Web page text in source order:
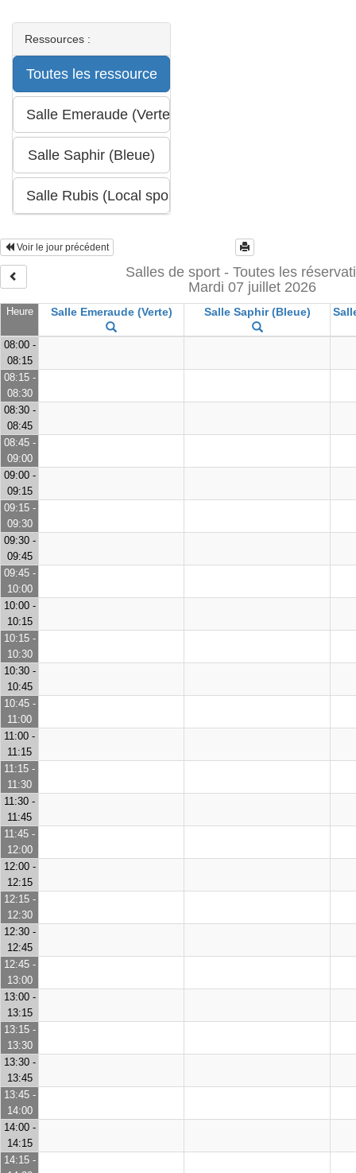
Ressources :
Voir le jour précédent
Salles de sport - Toutes les
Mardi 07 juillet 2026
Heure Salle Emeraude (Verte) Salle Saphir (Bleue)
08:00 -
08:15
08:15 -
08:30
08:30 -
08:45
08:45 -
09:00
09:00 -
09:15
09:15 -
09:30
09:30 -
09:45
09:45 -
10:00
10:00 -
10:15
10:15 -
10:30
10:30 -
10:45
10:45 -
11:00
11:00 -
11:15
11:15 -
11:30
11:30 -
11:45
11:45 -
12:00
12:00 -
12:15
12:15 -
12:30
12:30 -
12:45
12:45 -
13:00
13:00 -
13:15
13:15 -
13:30
13:30 -
13:45
13:45 -
14:00
14:00 -
14:15
14:15 -